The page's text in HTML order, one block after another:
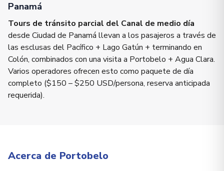
Panamá
Tours de tránsito parcial del Canal de medio día
desde Ciudad de Panamá llevan a los pasajeros a través de
las esclusas del Pacífico + Lago Gatún + terminando en
Colón, combinados con una visita a Portobelo + Agua Clara.
Varios operadores ofrecen esto como paquete de día
completo ($150 – $250 USD/persona, reserva anticipada
requerida).
Acerca de Portobelo